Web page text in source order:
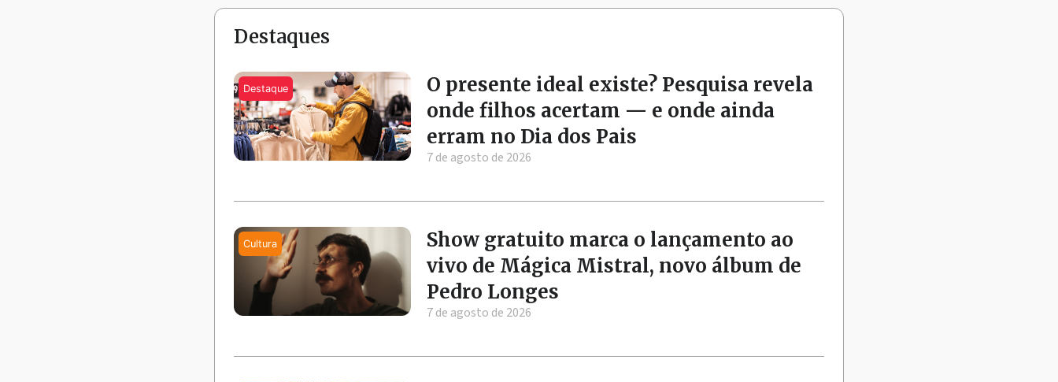
Destaques
O presente ideal existe? Pesquisa revela
onde filhos acertam — e onde ainda
erram no Dia dos Pais
7 de agosto de 2026
Show gratuito marca o lançamento ao
vivo de Mágica Mistral, novo álbum de
Pedro Longes
7 de agosto de 2026